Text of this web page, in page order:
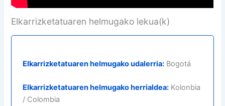
Elkarrizketatuaren helmugako lekua(k)
Elkarrizketatuaren helmugako udalerria: Bogotá
Elkarrizketatuaren helmugako herrialdea: Kolonbia
/ Colombia